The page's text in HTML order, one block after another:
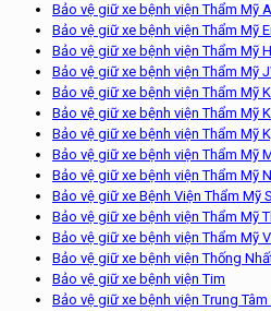
Bảo vệ giữ xe bệnh viện Thẩm Mỹ
Bảo vệ giữ xe bệnh viện Thẩm Mỹ
Bảo vệ giữ xe bệnh viện Thẩm Mỹ
Bảo vệ giữ xe bệnh viện Thẩm Mỹ
Bảo vệ giữ xe bệnh viện Thẩm Mỹ
Bảo vệ giữ xe bệnh viện Thẩm Mỹ
Bảo vệ giữ xe bệnh viện Thẩm Mỹ
Bảo vệ giữ xe bệnh viện Thẩm Mỹ
Bảo vệ giữ xe bệnh viện Thẩm Mỹ
Bảo vệ giữ xe Bệnh Viện Thẩm Mỹ
Bảo vệ giữ xe bệnh viện Thẩm Mỹ
Bảo vệ giữ xe bệnh viện Thẩm Mỹ
Bảo vệ giữ xe bệnh viện Thống
Bảo vệ giữ xe bệnh viện Tim
Bảo vệ giữ xe bệnh viện Trung